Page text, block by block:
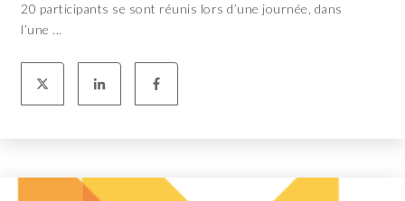
20 participants se sont réunis lors d’une journée, dans
l’une ...